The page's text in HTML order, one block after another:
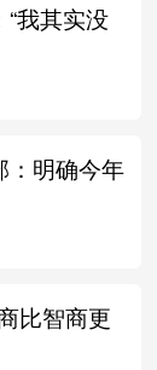
12
我其实没
：明确今年
比智商更